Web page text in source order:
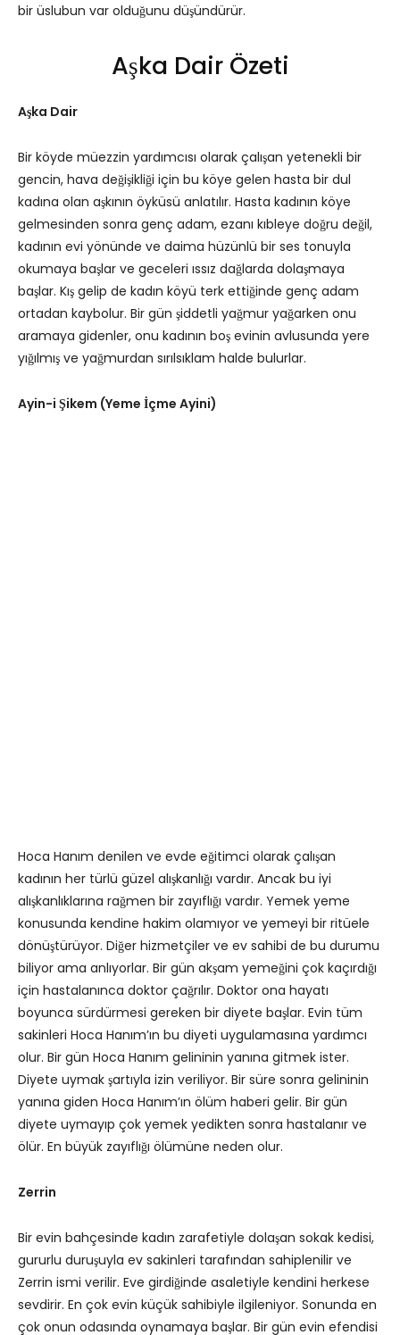
bir üslubun var olduğunu düşündürür.
Aşka Dair Özeti
Aşka Dair
Bir köyde müezzin yardımcısı olarak çalışan yetenekli bir
gencin, hava değişikliği için bu köye gelen hasta bir dul
kadına olan aşkının öyküsü anlatılır. Hasta kadının köye
gelmesinden sonra genç adam, ezanı kıbleye doğru değil,
kadının evi yönünde ve daima hüzünlü bir ses tonuyla
okumaya başlar ve geceleri ıssız dağlarda dolaşmaya
başlar. Kış gelip de kadın köyü terk ettiğinde genç adam
ortadan kaybolur. Bir gün şiddetli yağmur yağarken onu
aramaya gidenler, onu kadının boş evinin avlusunda yere
yığılmış ve yağmurdan sırılsıklam halde bulurlar.
Ayin-i Şikem (Yeme İçme Ayini)
Hoca Hanım denilen ve evde eğitimci olarak çalışan
kadının her türlü güzel alışkanlığı vardır. Ancak bu iyi
alışkanlıklarına rağmen bir zayıflığı vardır. Yemek yeme
konusunda kendine hakim olamıyor ve yemeyi bir ritüele
dönüştürüyor. Diğer hizmetçiler ve ev sahibi de bu durumu
biliyor ama anlıyorlar. Bir gün akşam yemeğini çok kaçırdığı
için hastalanınca doktor çağrılır. Doktor ona hayatı
boyunca sürdürmesi gereken bir diyete başlar. Evin tüm
sakinleri Hoca Hanım’ın bu diyeti uygulamasına yardımcı
olur. Bir gün Hoca Hanım gelininin yanına gitmek ister.
Diyete uymak şartıyla izin veriliyor. Bir süre sonra gelininin
yanına giden Hoca Hanım’ın ölüm haberi gelir. Bir gün
diyete uymayıp çok yemek yedikten sonra hastalanır ve
ölür. En büyük zayıflığı ölümüne neden olur.
Zerrin
Bir evin bahçesinde kadın zarafetiyle dolaşan sokak kedisi,
gururlu duruşuyla ev sakinleri tarafından sahiplenilir ve
Zerrin ismi verilir. Eve girdiğinde asaletiyle kendini herkese
sevdirir. En çok evin küçük sahibiyle ilgileniyor. Sonunda en
çok onun odasında oynamaya başlar. Bir gün evin efendisi